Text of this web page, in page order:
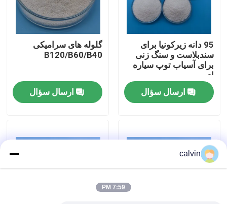
کارخانه تور
تماس با ما
درخواست نقل قول
بلست مهره سرامیکی
95 دانه زیرکونیا برای
سندبلاست و سنگ زنی
برای آسیاب توپ سیاره
ای
ارسال سؤال
گلوله های سرامیکی
B120/B60/B40
ارسال سؤال
calvin
7:59 PM